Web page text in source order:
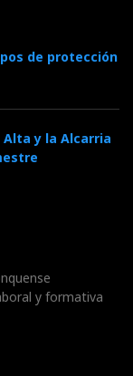
de protección
Alta y la Alcarria
y formativa